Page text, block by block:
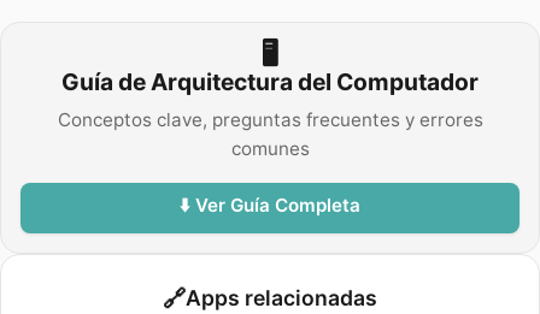
🖥️
Guía de Arquitectura del Computador
Conceptos clave, preguntas frecuentes y errores
comunes
⬇️ Ver Guía Completa
🔗Apps relacionadas